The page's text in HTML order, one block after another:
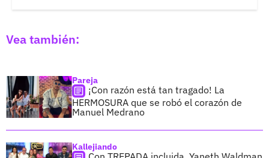
Vea también:
Pareja
¡Con razón está tan tragado! La
HERMOSURA que se robó el corazón de
Manuel Medrano
Kallejiando